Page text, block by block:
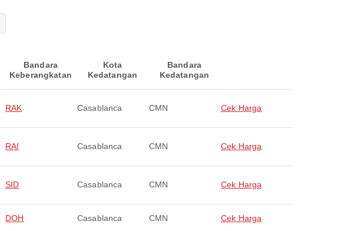
Bandara
Keberangkatan
Kota
Kedatangan
Bandara
Kedatangan
RAK Casablanca CMN Cek Harga
RAI Casablanca CMN Cek Harga
SID Casablanca CMN Cek Harga
DOH Casablanca CMN Cek Harga